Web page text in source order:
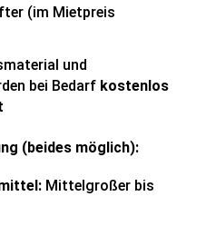
(im Mietpreis
und
bei Bedarf kostenlos
(beides möglich):
Mittelgroßer bis